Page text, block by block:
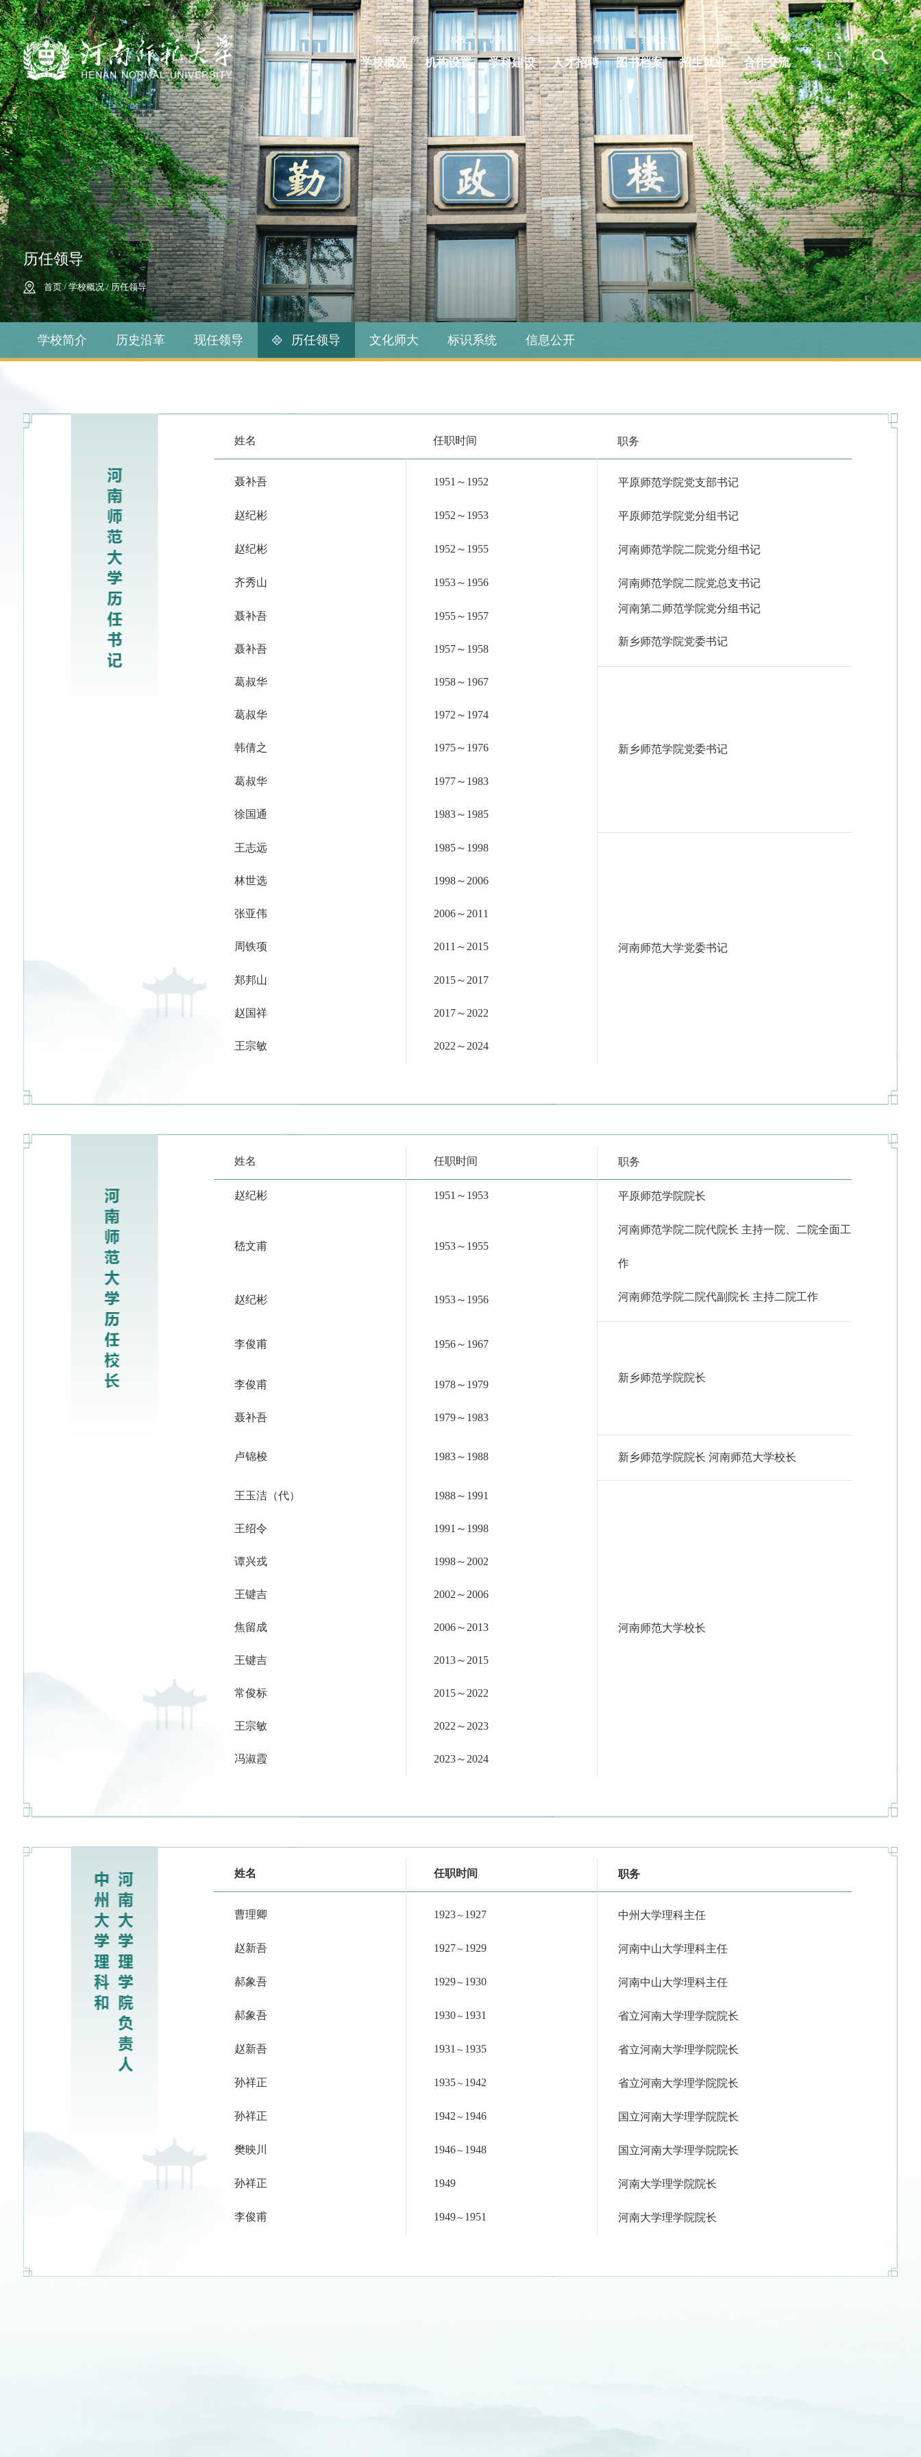
学生 教工 校友 访客 全景漫游 一网通办 办事大厅 师大邮箱 软件下载
学校概况 机构设置 学科建设 人才招聘 图书档案 招生就业 合作交流
EN
历任领导
首页 / 学校概况 / 历任领导
学校简介 历史沿革 现任领导 历任领导 文化师大 标识系统 信息公开
姓名 任职时间 职务
聂补吾 1951～1952 平原师范学院党支部书记
赵纪彬 1952～1953 平原师范学院党分组书记
赵纪彬 1952～1955 河南师范学院二院党分组书记
齐秀山 1953～1956 河南师范学院二院党总支书记
聂补吾 1955～1957
河南第二师范学院党分组书记
聂补吾 1957～1958
新乡师范学院党委书记
葛叔华 1958～1967
新乡师范学院党委书记
葛叔华 1972～1974
韩倩之 1975～1976
葛叔华 1977～1983
徐国通 1983～1985
王志远 1985～1998
河南师范大学党委书记
林世选 1998～2006
张亚伟 2006～2011
周铁项 2011～2015
郑邦山 2015～2017
赵国祥 2017～2022
王宗敏 2022～2024
姓名 任职时间 职务
赵纪彬 1951～1953 平原师范学院院长
嵇文甫 1953～1955
河南师范学院二院代院长 主持一院、二院全面工
作
赵纪彬 1953～1956 河南师范学院二院代副院长 主持二院工作
李俊甫 1956～1967
新乡师范学院院长
李俊甫 1978～1979
聂补吾 1979～1983
卢锦梭 1983～1988 新乡师范学院院长 河南师范大学校长
王玉洁（代） 1988～1991
河南师范大学校长
王绍令 1991～1998
谭兴戎 1998～2002
王键吉 2002～2006
焦留成 2006～2013
王键吉 2013～2015
常俊标 2015～2022
王宗敏 2022～2023
冯淑霞 2023～2024
姓名 任职时间 职务
曹理卿 1923～ 1927 中州大学理科主任
赵新吾 1927～ 1929 河南中山大学理科主任
郝象吾 1929～ 1930 河南中山大学理科主任
郝象吾 1930～ 1931 省立河南大学理学院院长
赵新吾 1931 ～ 1935 省立河南大学理学院院长
孙祥正 1935～ 1942 省立河南大学理学院院长
孙祥正 1942～ 1946 国立河南大学理学院院长
樊映川 1946～ 1948 国立河南大学理学院院长
孙祥正 1949 河南大学理学院院长
李俊甫 1949～ 1951 河南大学理学院院长